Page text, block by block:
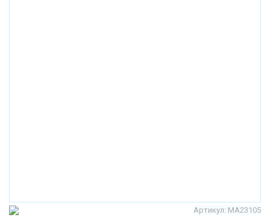
Артикул: MA23105